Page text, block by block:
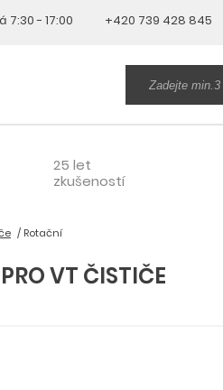
7:30 - 17:00 +420 739 428 845
25 let
zkušeností
Rotační
VT ČISTIČE